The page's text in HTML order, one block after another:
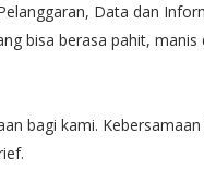
Data dan
bisa berasa pahit,
bagi kami.